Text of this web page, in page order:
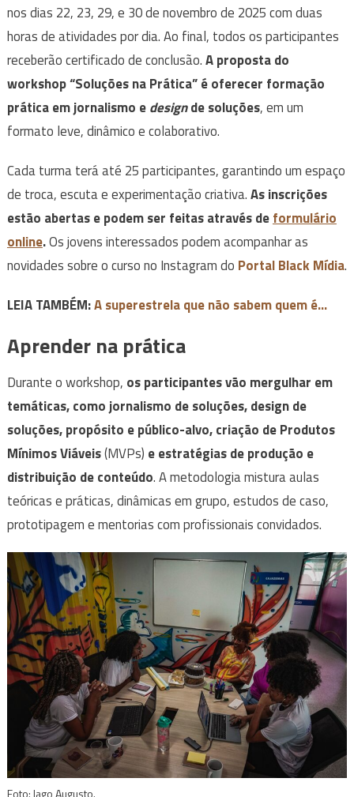
nos dias 22, 23, 29, e 30 de novembro de 2025 com duas
horas de atividades por dia. Ao final, todos os participantes
receberão certificado de conclusão.A proposta do
workshop “Soluções na Prática” é oferecer formação
prática em jornalismo edesignde soluções, em um
formato leve, dinâmico e colaborativo.
Cada turma terá até 25 participantes, garantindo um espaço
de troca, escuta e experimentação criativa.As inscrições
estão abertas e podem ser feitas através deformulário
online.Os jovens interessados podem acompanhar as
novidades sobre o curso no Instagram do Portal Black Mídia.
LEIA TAMBÉM:A superestrela que não sabem quem é…
Aprender na prática
Durante o workshop, os participantes vão mergulhar em
temáticas, como jornalismo de soluções, design de
soluções, propósito e público-alvo, criação de Produtos
Mínimos Viáveis(MVPs) e estratégias de produção e
distribuição de conteúdo. A metodologia mistura aulas
teóricas e práticas, dinâmicas em grupo, estudos de caso,
prototipagem e mentorias com profissionais convidados.